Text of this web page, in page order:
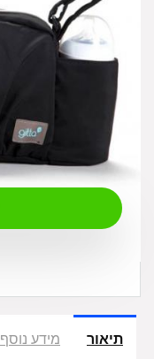
₪140.00
תיאור מידע נוסף